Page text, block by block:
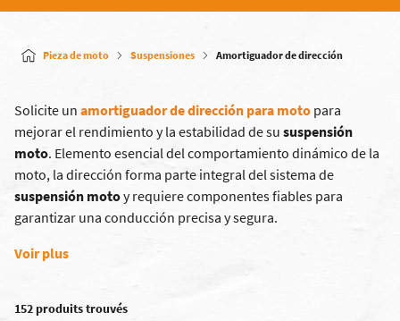
Pieza de moto Suspensiones Amortiguador de dirección
Solicite un amortiguador de dirección para moto para
mejorar el rendimiento y la estabilidad de su suspensión
moto. Elemento esencial del comportamiento dinámico de la
moto, la dirección forma parte integral del sistema de
suspensión motoy requiere componentes fiables para
garantizar una conducción precisa y segura.
Voir plus
152 produits trouvés